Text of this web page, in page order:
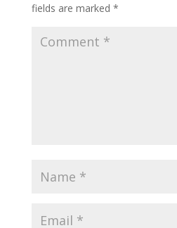
fields are marked *